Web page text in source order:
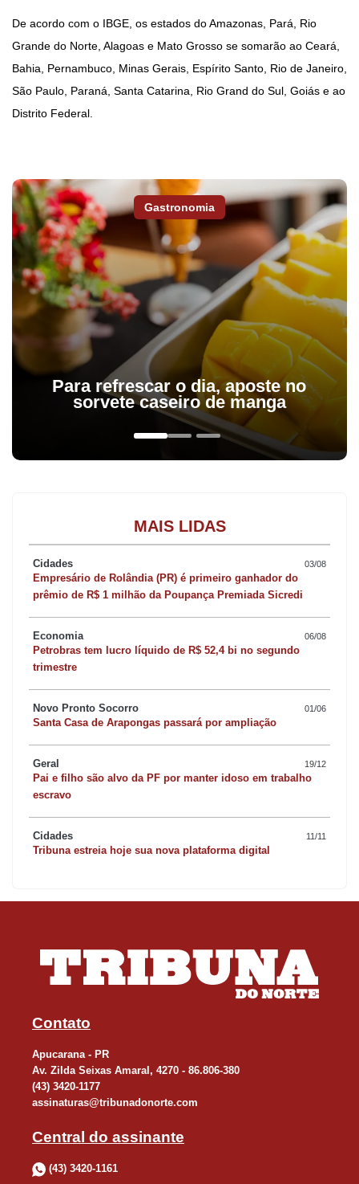
De acordo com o IBGE, os estados do Amazonas, Pará, Rio
Grande do Norte, Alagoas e Mato Grosso se somarão ao Ceará,
Bahia, Pernambuco, Minas Gerais, Espírito Santo, Rio de Janeiro,
São Paulo, Paraná, Santa Catarina, Rio Grand do Sul, Goiás e ao
Distrito Federal.
Gastronomia
Para refrescar o dia, aposte no
sorvete caseiro de manga
MAIS LIDAS
Cidades 03/08
Empresário de Rolândia (PR) é primeiro ganhador do
prêmio de R$ 1 milhão da Poupança Premiada Sicredi
Economia 06/08
Petrobras tem lucro líquido de R$ 52,4 bi no segundo
trimestre
Novo Pronto Socorro 01/06
Santa Casa de Arapongas passará por ampliação
Geral 19/12
Pai e filho são alvo da PF por manter idoso em trabalho
escravo
Cidades 11/11
Tribuna estreia hoje sua nova plataforma digital
Contato
Apucarana - PR
Av. Zilda Seixas Amaral, 4270 - 86.806-380
(43) 3420-1177
assinaturas@tribunadonorte.com
Central do assinante
(43) 3420-1161